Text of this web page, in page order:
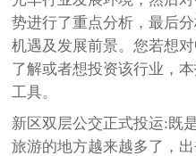
势进行了重点分析，最后
机遇及发展前景。您若想
了解或者想投资该行业，
工具。
新区双层公交正式投运:既
旅游的地方越来越多了，